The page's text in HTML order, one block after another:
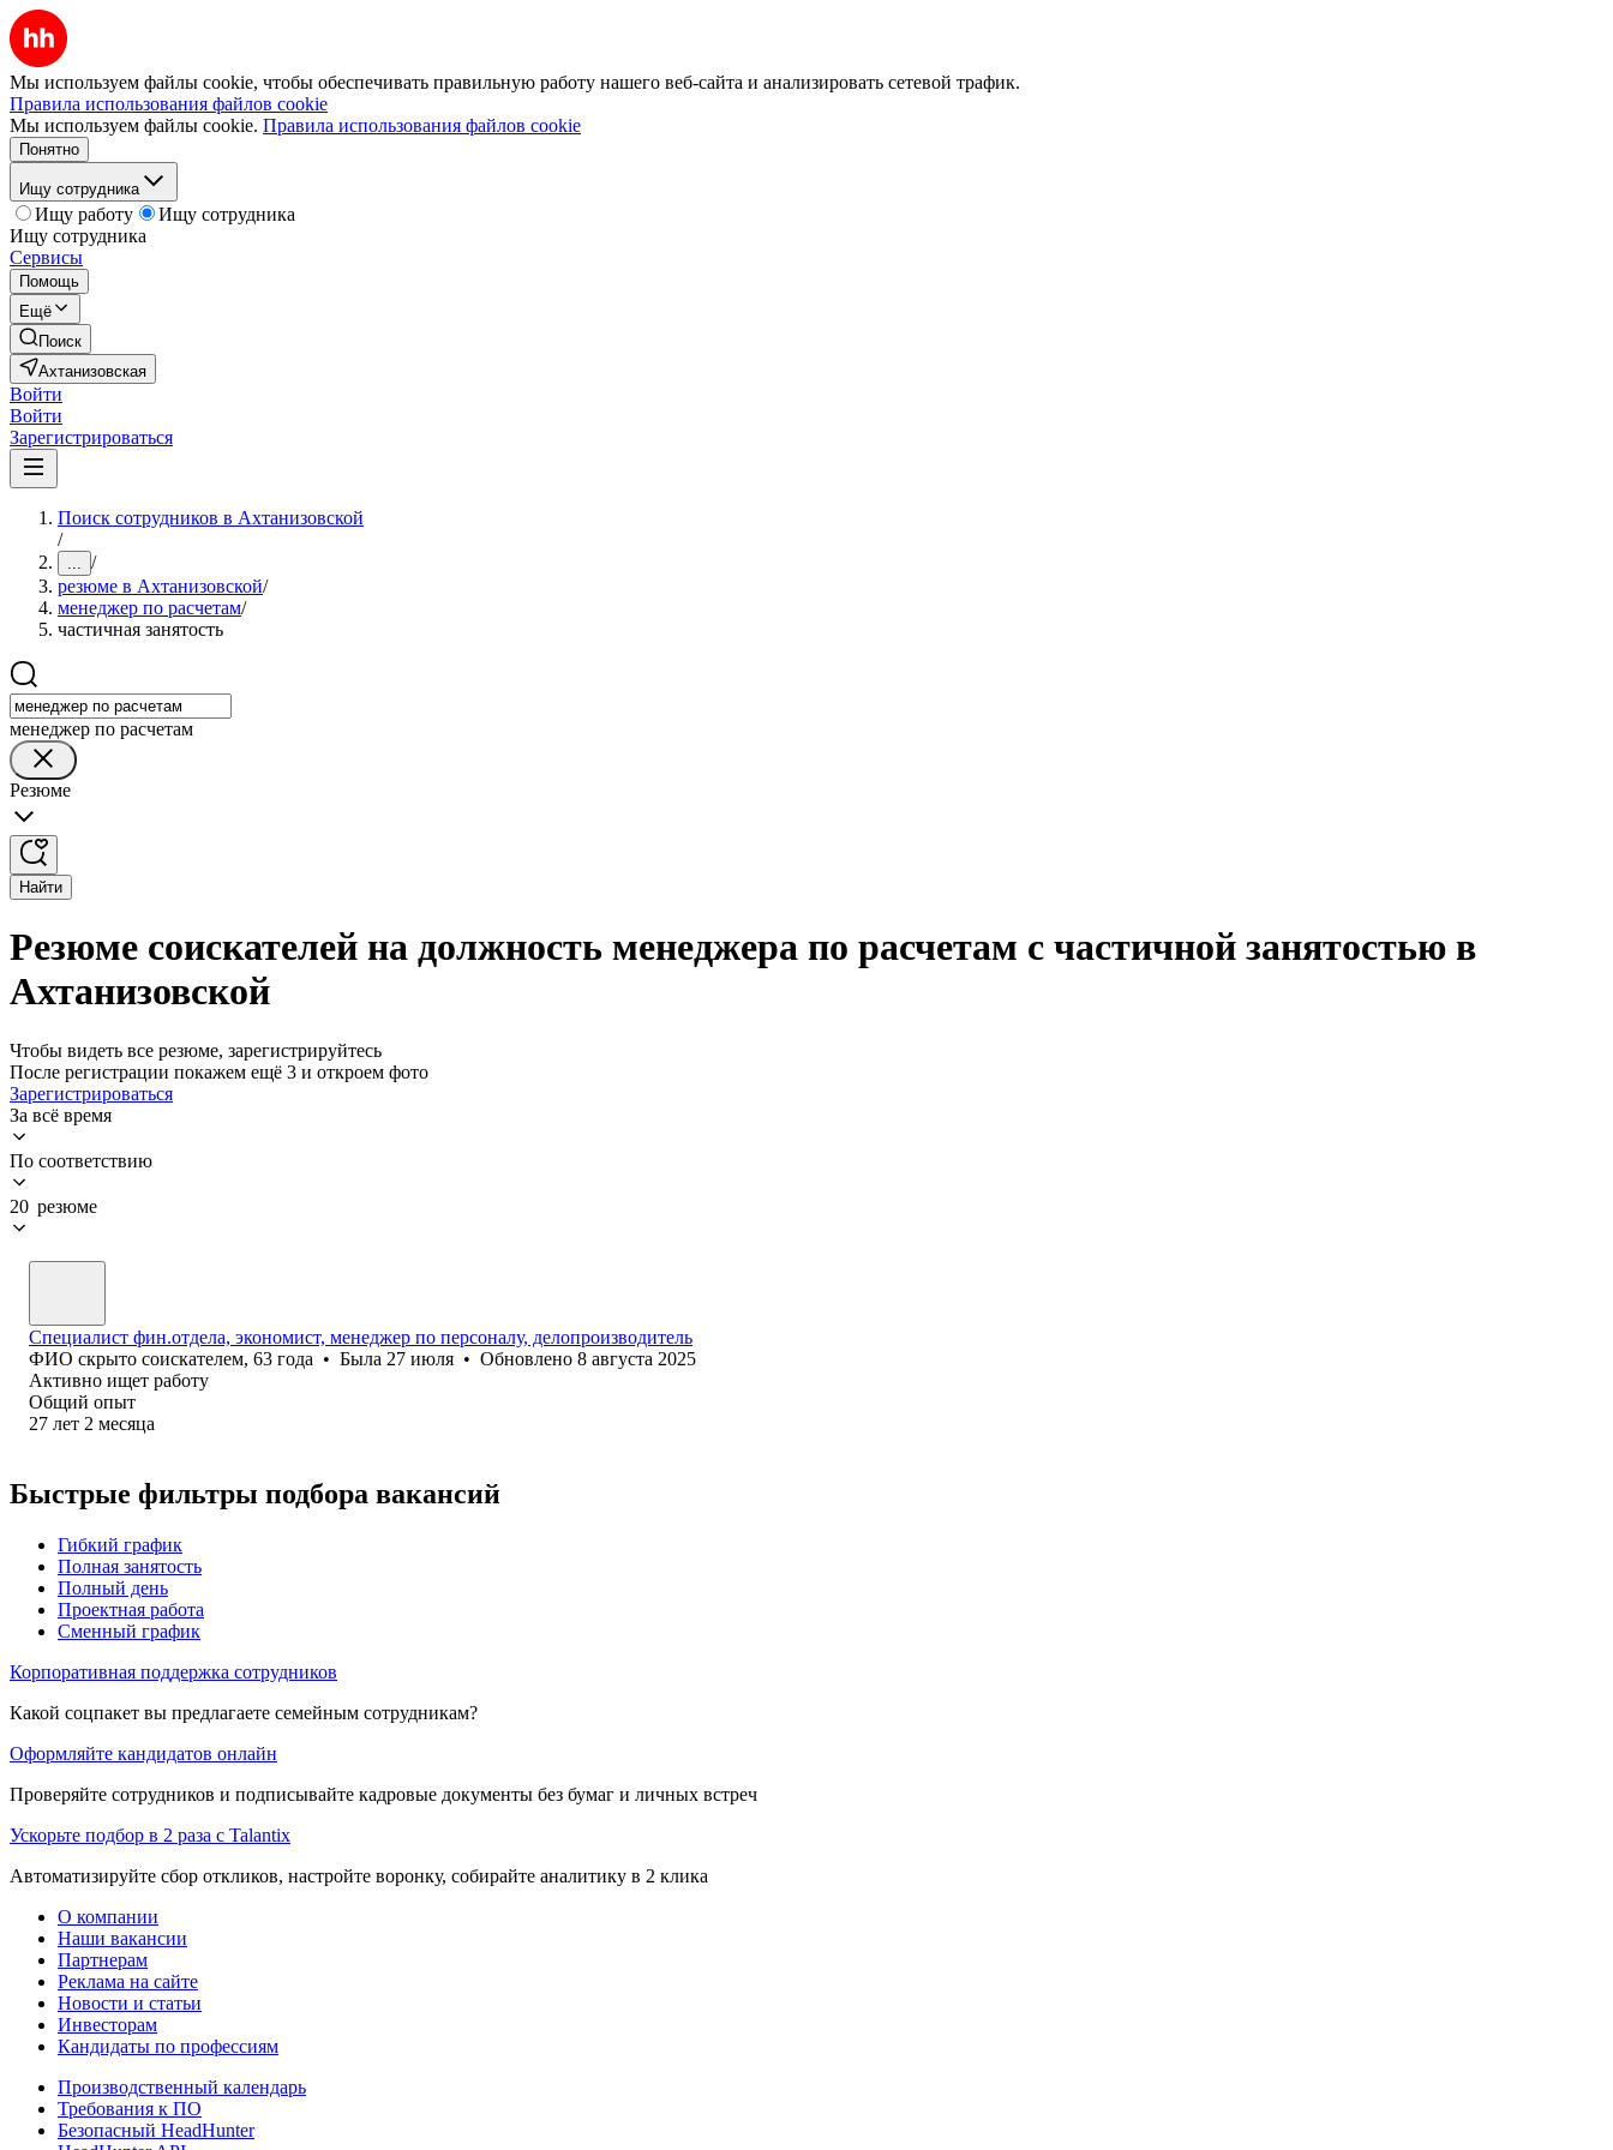
Мы используем файлы cookie, чтобы обеспечивать правильную работу нашего веб-сайта и анализировать сетевой трафик.
Правила использования файлов cookie
Мы используем файлы cookie. Правила использования файлов cookie
Понятно
Ищу сотрудника
Ищу работу
Ищу сотрудника
Ищу сотрудника
Сервисы
Помощь
Ещё
Поиск
Ахтанизовская
Войти
Войти
Зарегистрироваться
Поиск сотрудников в Ахтанизовской
/
... /
резюме в Ахтанизовской/
менеджер по расчетам/
частичная занятость
менеджер по расчетам
Резюме
Найти
Резюме соискателей на должность менеджера по расчетам с частичной занятостью в
Ахтанизовской
Чтобы видеть все резюме, зарегистрируйтесь
После регистрации покажем ещё 3 и откроем фото
Зарегистрироваться
За всё время
По соответствию
20 резюме
Специалист фин.отдела, экономист, менеджер по персоналу, делопроизводитель
ФИО скрыто соискателем, 63 года • Была 27 июля • Обновлено 8 августа 2025
Активно ищет работу
Общий опыт
27 лет 2 месяца
Быстрые фильтры подбора вакансий
Гибкий график
Полная занятость
Полный день
Проектная работа
Сменный график
Корпоративная поддержка сотрудников
Какой соцпакет вы предлагаете семейным сотрудникам?
Оформляйте кандидатов онлайн
Проверяйте сотрудников и подписывайте кадровые документы без бумаг и личных встреч
Ускорьте подбор в 2 раза с Talantix
Автоматизируйте сбор откликов, настройте воронку, собирайте аналитику в 2 клика
О компании
Наши вакансии
Партнерам
Реклама на сайте
Новости и статьи
Инвесторам
Кандидаты по профессиям
Производственный календарь
Требования к ПО
Безопасный HeadHunter